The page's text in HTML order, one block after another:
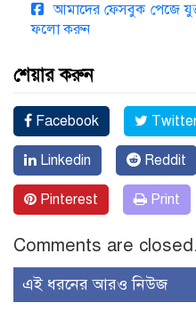
আমাদের ফেসবুক পেজে
ফলো করুন
শেয়ার করুন
Facebook
Linkedin Reddit
Pinterest Print
Comments are closed.
এই ধরনের আরও নিউজ